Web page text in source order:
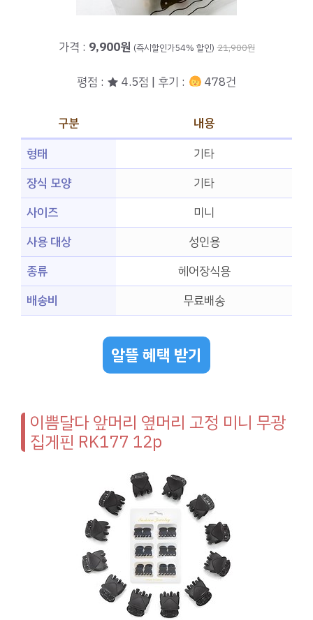
가격 : 9,900원 (즉시할인가54% 할인) 21,900원
평점 : ★ 4.5점 | 후기 : 478건
구분
내용
형태
기타
장식 모양
기타
사이즈
미니
사용 대상
성인용
종류
헤어장식용
배송비
무료배송
알뜰 혜택 받기
이쁨달다 앞머리 옆머리 고정 미니 무광
집게핀 RK177 12p